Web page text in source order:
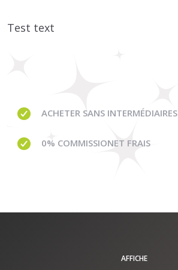
Test text
ACHETER SANS INTERMÉDIAIRES
0% COMMISSIONET FRAIS
AFFICHE